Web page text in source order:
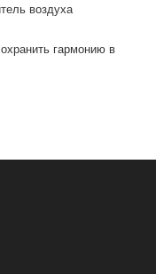
воздуха
гармонию в